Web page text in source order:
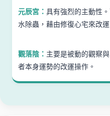
元辰宮： 具有強烈的主動性
水除蟲，藉由修復心宅來改運
觀落陰： 主要是被動的觀察
者本身運勢的改運操作。